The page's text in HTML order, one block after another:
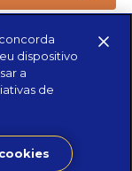
Download
dispositivo
a
de